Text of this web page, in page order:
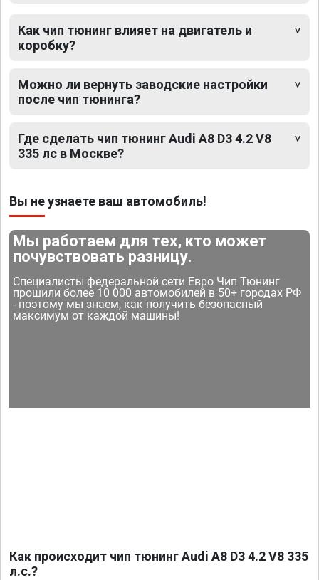
Как чип тюнинг влияет на двигатель и
коробку?
Можно ли вернуть заводские настройки
после чип тюнинга?
Где сделать чип тюнинг Audi A8 D3 4.2 V8
335 лс в Москве?
Вы не узнаете ваш автомобиль!
Мы работаем для тех, кто может
почувствовать разницу.
Специалисты федеральной сети Евро Чип Тюнинг
прошили более 10 000 автомобилей в 50+ городах РФ
- поэтому мы знаем, как получить безопасный
максимум от каждой машины!
Как происходит чип тюнинг Audi A8 D3 4.2 V8 335
л.с.?